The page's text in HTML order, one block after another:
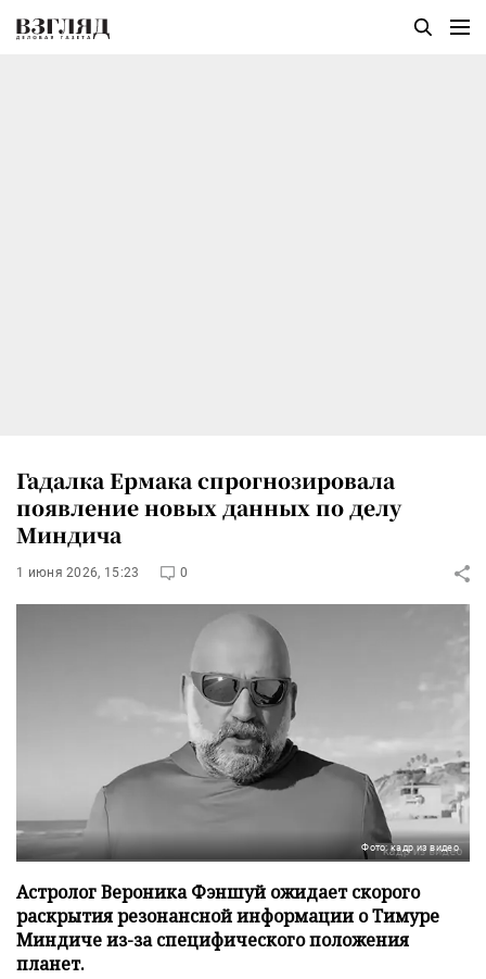
Гадалка Ермака спрогнозировала
появление новых данных по делу
Миндича
1 июня 2026, 15:23 0
Фото: кадр из видео
Астролог Вероника Фэншуй ожидает скорого
раскрытия резонансной информации о Тимуре
Миндиче из-за специфического положения
планет.